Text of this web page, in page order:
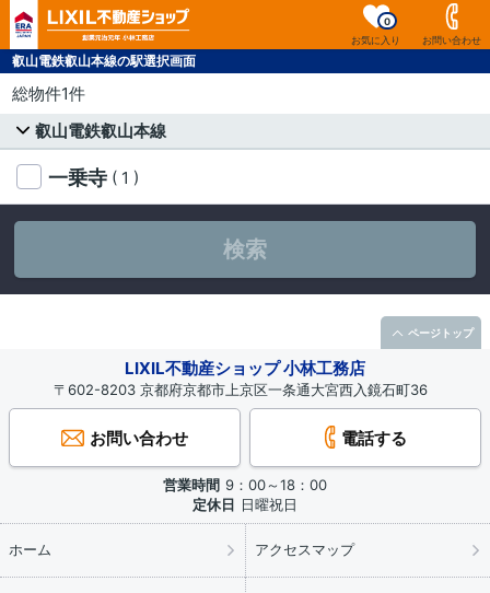
お気に入り
0
お問い合わせ
叡山電鉄叡山本線の駅選択画面
総物件1件
叡山電鉄叡山本線
一乗寺 ( 1 )
検索
LIXIL不動産ショップ 小林工務店
〒602-8203 京都府京都市上京区一条通大宮西入鏡石町36
お問い合わせ 電話する
営業時間 9：00～18：00
定休日 日曜祝日
ホーム アクセスマップ
ページトップ